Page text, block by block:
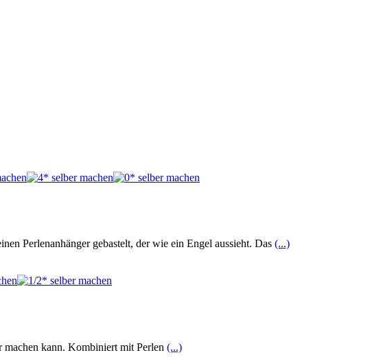
Perlenanhänger gebastelt, der wie ein Engel aussieht. Das (...)
machen kann. Kombiniert mit Perlen (...)